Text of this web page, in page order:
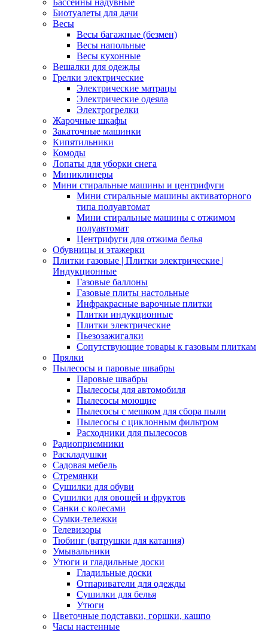
Бассейны надувные
Биотуалеты для дачи
Весы
Весы багажные (безмен)
Весы напольные
Весы кухонные
Вешалки для одежды
Грелки электрические
Электрические матрацы
Электрические одеяла
Электрогрелки
Жарочные шкафы
Закаточные машинки
Кипятильники
Комоды
Лопаты для уборки снега
Миниклинеры
Мини стиральные машины и центрифуги
Мини стиральные машины активаторного
типа полуавтомат
Мини стиральные машины с отжимом
полуавтомат
Центрифуги для отжима белья
Обувницы и этажерки
Плитки газовые | Плитки электрические |
Индукционные
Газовые баллоны
Газовые плиты настольные
Инфракрасные варочные плитки
Плитки индукционные
Плитки электрические
Пьезозажигалки
Сопутствующие товары к газовым плиткам
Прялки
Пылесосы и паровые швабры
Паровые швабры
Пылесосы для автомобиля
Пылесосы моющие
Пылесосы с мешком для сбора пыли
Пылесосы с циклонным фильтром
Расходники для пылесосов
Радиоприемники
Раскладушки
Садовая мебель
Стремянки
Сушилки для обуви
Сушилки для овощей и фруктов
Санки с колесами
Сумки-тележки
Телевизоры
Тюбинг (ватрушки для катания)
Умывальники
Утюги и гладильные доски
Гладильные доски
Отпариватели для одежды
Сушилки для белья
Утюги
Цветочные подставки, горшки, кашпо
Часы настенные